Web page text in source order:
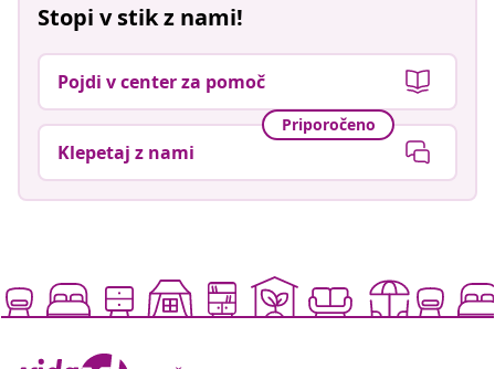
Stopi v stik z nami!
Pojdi v center za pomoč
Priporočeno
Klepetaj z nami